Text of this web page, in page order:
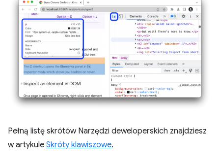
Pełną listę skrótów Narzędzi deweloperskich znajdziesz
w artykule Skróty klawiszowe.